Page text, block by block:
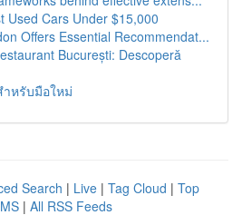
Used Cars Under $15,000
Offers Essential Recommendat...
București: Descoperă
หรับมือใหม่
Search | Live | Tag Cloud | Top
| All RSS Feeds